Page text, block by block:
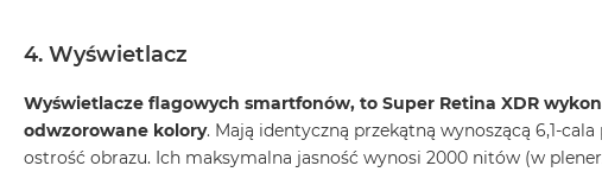
14
Pro
16
4. Wyświetlacz
Wyświetlacze flagowych smartfonów, to Super Retina XDR
odwzorowane kolory. Mają identyczną przekątną wynoszącą 6,1-
ostrość obrazu. Ich maksymalna jasność wynosi 2000 nitów (w